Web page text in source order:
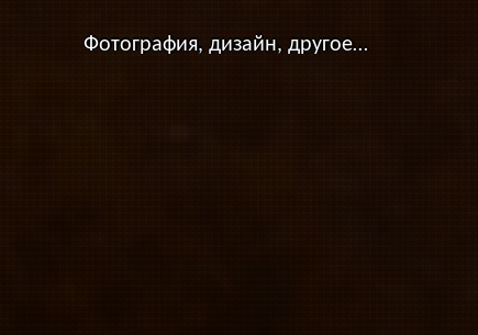
Фотография, дизайн, другое…